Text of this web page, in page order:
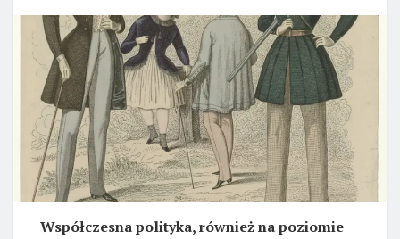
Współczesna polityka, również na poziomie